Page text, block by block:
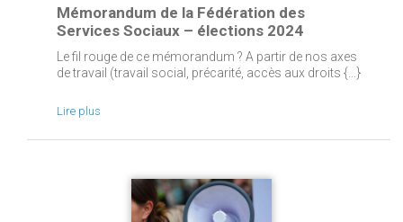
Mémorandum de la Fédération des
Services Sociaux – élections 2024
Le fil rouge de ce mémorandum ? A partir de nos axes
de travail (travail social, précarité, accès aux droits {...}
Lire plus